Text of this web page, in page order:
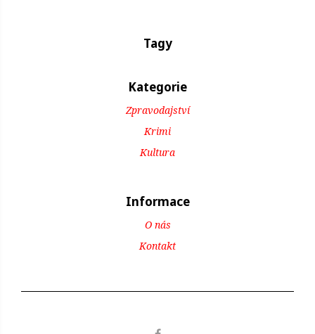
Tagy
Kategorie
Zpravodajství
Krimi
Kultura
Informace
O nás
Kontakt